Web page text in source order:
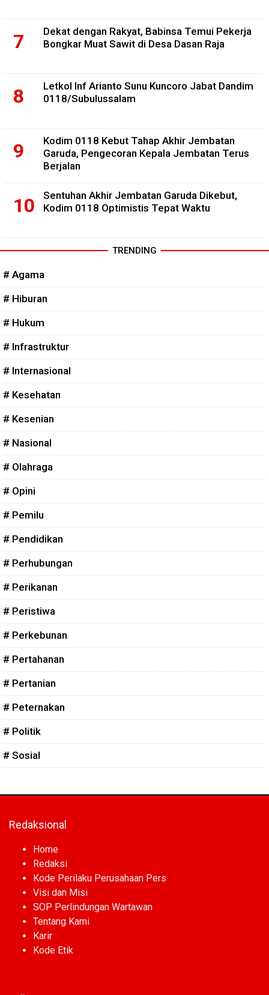
Dekat dengan Rakyat, Babinsa Temui Pekerja
Bongkar Muat Sawit di Desa Dasan Raja
Letkol Inf Arianto Sunu Kuncoro Jabat Dandim
0118/Subulussalam
Kodim 0118 Kebut Tahap Akhir Jembatan
Garuda, Pengecoran Kepala Jembatan Terus
Berjalan
Sentuhan Akhir Jembatan Garuda Dikebut,
Kodim 0118 Optimistis Tepat Waktu
TRENDING
# Agama
# Hiburan
# Hukum
# Infrastruktur
# Internasional
# Kesehatan
# Kesenian
# Nasional
# Olahraga
# Opini
# Pemilu
# Pendidikan
# Perhubungan
# Perikanan
# Peristiwa
# Perkebunan
# Pertahanan
# Pertanian
# Peternakan
# Politik
# Sosial
Redaksional
Home
Redaksi
Kode Perilaku Perusahaan Pers
Visi dan Misi
SOP Perlindungan Wartawan
Tentang Kami
Karir
Kode Etik